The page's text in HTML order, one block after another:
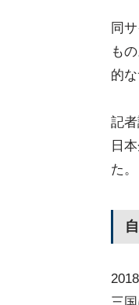
同
も
的
記
日
た。